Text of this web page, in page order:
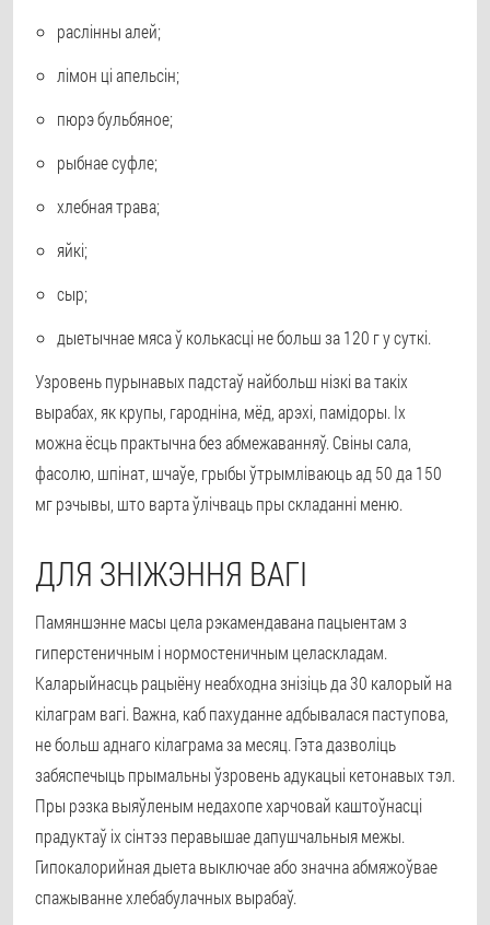
раслінны алей;
лімон ці апельсін;
пюрэ бульбяное;
рыбнае суфле;
хлебная трава;
яйкі;
сыр;
дыетычнае мяса ў колькасці не больш за 120 г у суткі.
Узровень пурынавых падстаў найбольш нізкі ва такіх
вырабах, як крупы, гародніна, мёд, арэхі, памідоры. Іх
можна ёсць практычна без абмежаванняў. Свіны сала,
фасолю, шпінат, шчаўе, грыбы ўтрымліваюць ад 50 да 150
мг рэчывы, што варта ўлічваць пры складанні меню.
ДЛЯ ЗНІЖЭННЯ ВАГІ
Памяншэнне масы цела рэкамендавана пацыентам з
гиперстеничным і нормостеничным целаскладам.
Каларыйнасць рацыёну неабходна знізіць да 30 калорый на
кілаграм вагі. Важна, каб пахуданне адбывалася паступова,
не больш аднаго кілаграма за месяц. Гэта дазволіць
забяспечыць прымальны ўзровень адукацыі кетонавых тэл.
Пры рэзка выяўленым недахопе харчовай каштоўнасці
прадуктаў іх сінтэз перавышае дапушчальныя межы.
Гипокалорийная дыета выключае або значна абмяжоўвае
спажыванне хлебабулачных вырабаў.